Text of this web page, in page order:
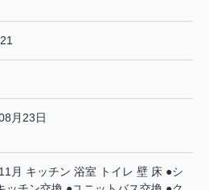
月23日
月 キッチン 浴室 トイレ 壁 床 ●シ